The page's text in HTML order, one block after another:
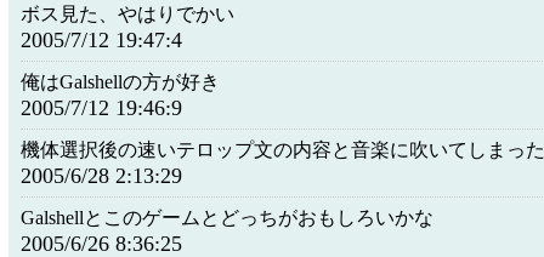
ボス見た、やはりでかい
2005/7/12 19:47:4
俺はGalshellの方が好き
2005/7/12 19:46:9
機体選択後の速いテロップ文の内容と音楽に吹いてしまっ
2005/6/28 2:13:29
Galshellとこのゲームとどっちがおもしろいかな
2005/6/26 8:36:25